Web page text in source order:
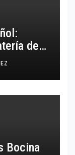
de
Bocina